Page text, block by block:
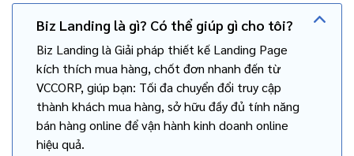
Biz Landing là gì? Có thể giúp gì cho tôi?
Biz Landing là Giải pháp thiết kế Landing Page
kích thích mua hàng, chốt đơn nhanh đến từ
VCCORP, giúp bạn: Tối đa chuyển đổi truy cập
thành khách mua hàng, sở hữu đầy đủ tính năng
bán hàng online để vận hành kinh doanh online
hiệu quả.